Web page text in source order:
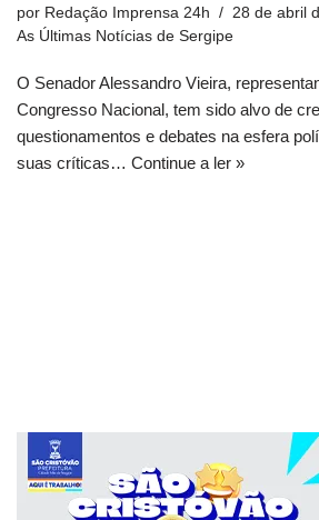
por Redação Imprensa 24h
28 de abril
As Últimas Notícias de Sergipe
O Senador Alessandro Vieira,
Congresso Nacional, tem sido alvo de
questionamentos e debates na esfera
suas críticas… Continue a ler »